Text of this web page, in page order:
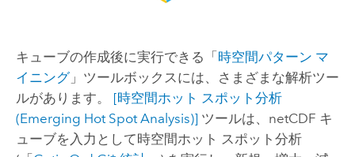
キューブの作成後に実行できる「 時空間パターン マ
イニング」ツールボックスには、さまざまな解析ツー
ルがあります。 [時空間ホット スポット分析
(Emerging Hot Spot Analysis)]ツールは、netCDF キ
ューブを入力として時空間ホット スポット分析